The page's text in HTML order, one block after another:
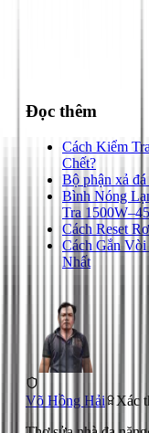
Đọc thêm
Cách Kiểm
Chết?
Bộ phận xả
Bình Nóng
Tra
Cách Reset
Cách Gắn
Nhất
Võ Hồng Hải
Xác